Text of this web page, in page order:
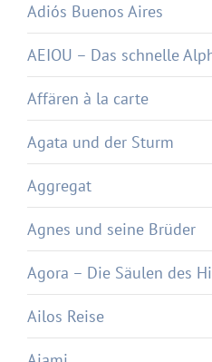
Adiós Buenos Aires
AEIOU – Das schnelle
Affären à la carte
Agata und der Sturm
Aggregat
Agnes und seine Brüder
Agora – Die Säulen des
Ailos Reise